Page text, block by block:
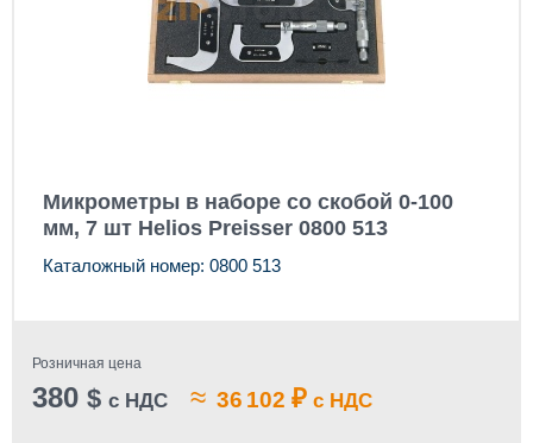
Микрометры в наборе со скобой 0-100
мм, 7 шт Helios Preisser 0800 513
Каталожный номер: 0800 513
Розничная цена
380 $ с НДС ≈ 36 102 ₽ с НДС